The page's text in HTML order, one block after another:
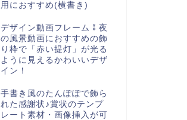
用におすすめ(横書き)
デザイン動画フレーム⁑夜
の風景動画におすすめの飾
り枠で「赤い提灯」が光る
ように見えるかわいいデザ
イン！
手書き風のたんぽぽで飾ら
れた感謝状♪賞状のテンプ
レート素材・画像挿入が可